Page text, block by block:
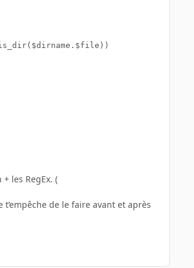
les RegEx. (
de le faire avant et après